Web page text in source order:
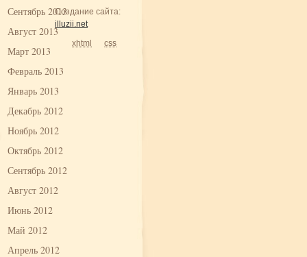
Сентябрь 2013
Август 2013
Март 2013
Февраль 2013
Январь 2013
Декабрь 2012
Ноябрь 2012
Октябрь 2012
Сентябрь 2012
Август 2012
Июнь 2012
Май 2012
Апрель 2012
Создание сайта:
illuzii.net
xhtml
css